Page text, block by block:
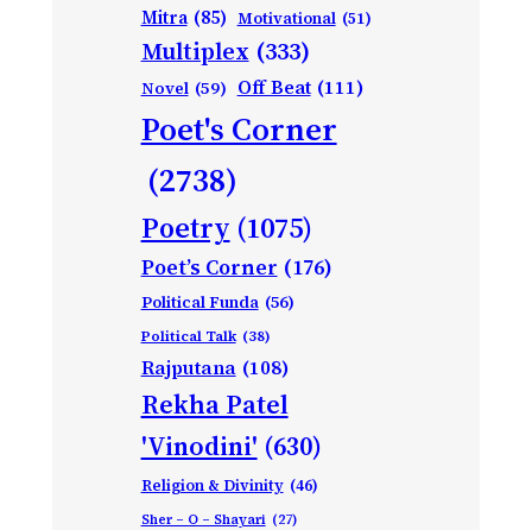
Mitra (85) Motivational (51)
Multiplex (333)
Novel (59) Off Beat (111)
Poet's Corner
(2738)
Poetry (1075)
Poet’s Corner (176)
Political Funda (56)
Political Talk (38)
Rajputana (108)
Rekha Patel
'Vinodini' (630)
Religion & Divinity (46)
Sher – O – Shayari (27)